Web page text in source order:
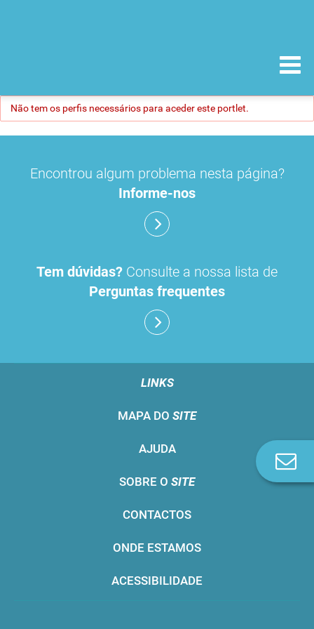
Não tem os perfis necessários para aceder este portlet.
Encontrou algum problema nesta página?
Informe-nos
Tem dúvidas? Consulte a nossa lista de
Perguntas frequentes
LINKS
MAPA DO SITE
AJUDA
SOBRE O SITE
CONTACTOS
ONDE ESTAMOS
ACESSIBILIDADE